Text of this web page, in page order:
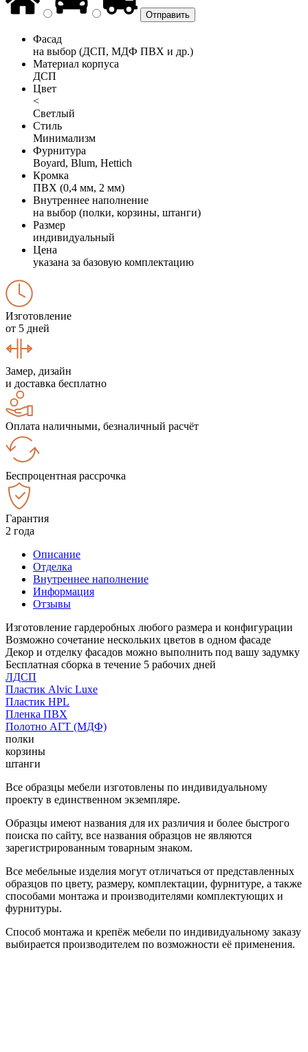
Фасад
на выбор (ДСП, МДФ ПВХ и др.)
Материал корпуса
ДСП
Цвет
<
Светлый
Стиль
Минимализм
Фурнитура
Boyard, Blum, Hettich
Кромка
ПВХ (0,4 мм, 2 мм)
Внутреннее наполнение
на выбор (полки, корзины, штанги)
Размер
индивидуальный
Цена
указана за базовую комплектацию
Изготовление
от 5 дней
Замер, дизайн
и доставка бесплатно
Оплата наличными, безналичный расчёт
Беспроцентная рассрочка
Гарантия
2 года
Описание
Отделка
Внутреннее наполнение
Информация
Отзывы
Изготовление гардеробных любого размера и конфигурации
Возможно сочетание нескольких цветов в одном фасаде
Декор и отделку фасадов можно выполнить под вашу задумку
Бесплатная сборка в течение 5 рабочих дней
ЛДСП
Пластик Alvic Luxe
Пластик HPL
Пленка ПВХ
Полотно АГТ (МДФ)
полки
корзины
штанги
Все образцы мебели изготовлены по индивидуальному
проекту в единственном экземпляре.
Образцы имеют названия для их различия и более быстрого
поиска по сайту, все названия образцов не являются
зарегистрированным товарным знаком.
Все мебельные изделия могут отличаться от представленных
образцов по цвету, размеру, комплектации, фурнитуре, а также
способами монтажа и производителями комплектующих и
фурнитуры.
Способ монтажа и крепёж мебели по индивидуальному заказу
выбирается производителем по возможности её применения.